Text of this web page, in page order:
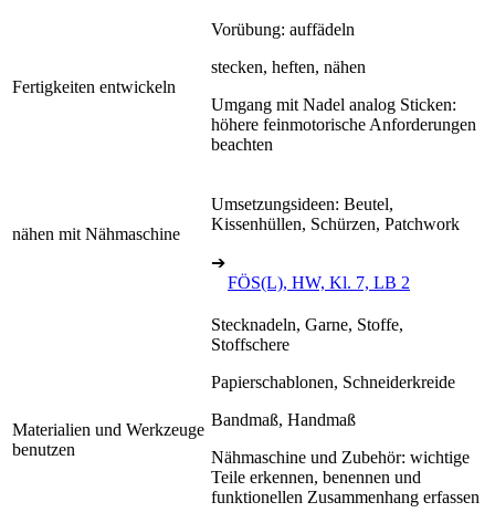
Fertigkeiten entwickeln
Vorübung: auffädeln
stecken, heften, nähen
Umgang mit Nadel analog Sticken:
höhere feinmotorische Anforderungen
beachten
nähen mit Nähmaschine
Umsetzungsideen: Beutel,
Kissenhüllen, Schürzen, Patchwork
➔
FÖS(L), HW, Kl. 7, LB 2
Materialien und Werkzeuge
benutzen
Stecknadeln, Garne, Stoffe,
Stoffschere
Papierschablonen, Schneiderkreide
Bandmaß, Handmaß
Nähmaschine und Zubehör: wichtige
Teile erkennen, benennen und
funktionellen Zusammenhang erfassen